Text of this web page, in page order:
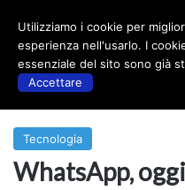
Tecnologia
WhatsApp,
Utilizziamo i cookie per
esperienza nell'usarlo. I
essenziale del sito sono già
Accettare